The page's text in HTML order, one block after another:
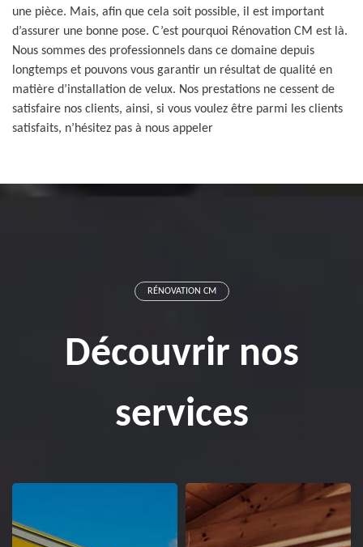
une pièce. Mais, afin que cela soit possible, il est important
d’assurer une bonne pose. C’est pourquoi Rénovation CM est là.
Nous sommes des professionnels dans ce domaine depuis
longtemps et pouvons vous garantir un résultat de qualité en
matière d’installation de velux. Nos prestations ne cessent de
satisfaire nos clients, ainsi, si vous voulez être parmi les clients
satisfaits, n’hésitez pas à nous appeler
RÉNOVATION CM
Découvrir nos
services